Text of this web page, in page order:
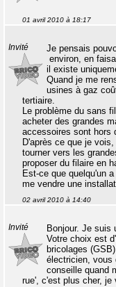
01 avril 2010 à 18:17
Invité
Je pensais
 environ, en
il existe
Quand je me
usines à gaz
tertiaire.
Le problème du sans
acheter des grandes
accessoires sont hors
D'après ce que je
tourner vers les
proposer du filaire en
Est-ce que quelqu'un
me vendre une
02 avril 2010 à 14:40
Invité
Bonjour. Je suis
Votre choix est
bricolages
électricien, vous
conseille quand
rue', c'est plus cher, je